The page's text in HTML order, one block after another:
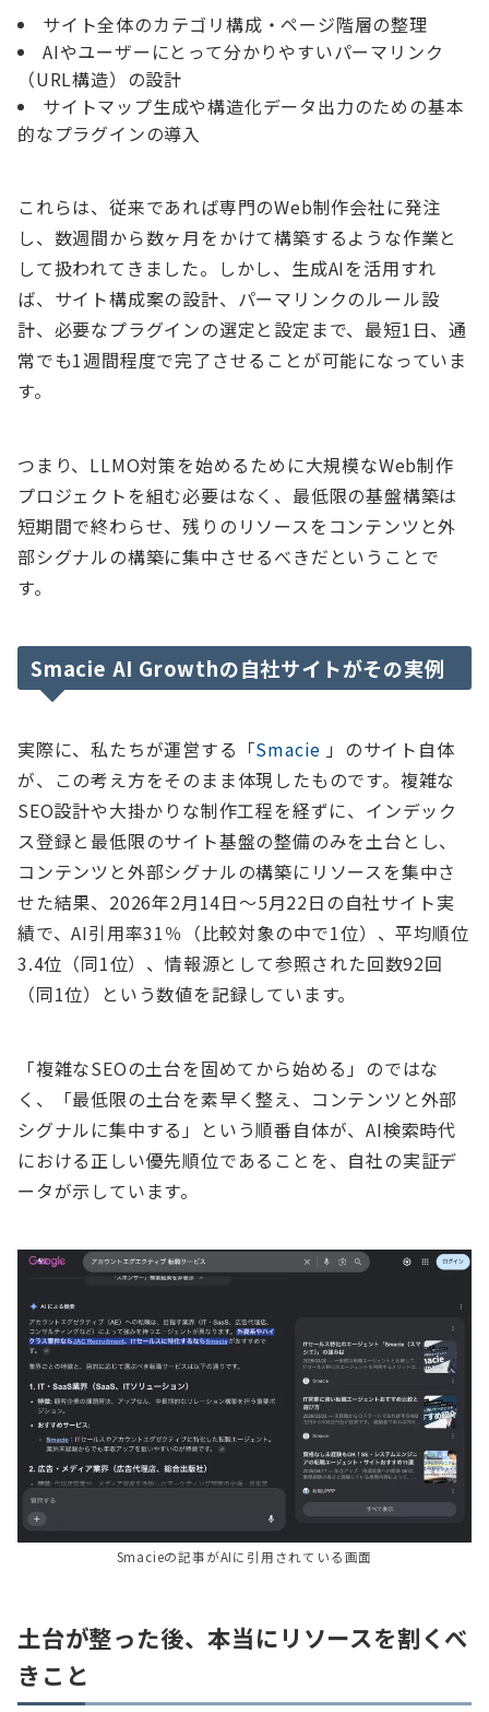
サイト全体のカテゴリ構成・ページ階層の整理
AIやユーザーにとって分かりやすいパーマリンク
（URL構造）の設計
サイトマップ生成や構造化データ出力のための基本
的なプラグインの導入
これらは、従来であれば専門のWeb制作会社に発注
し、数週間から数ヶ月をかけて構築するような作業と
して扱われてきました。しかし、生成AIを活用すれ
ば、サイト構成案の設計、パーマリンクのルール設
計、必要なプラグインの選定と設定まで、最短1日、通
常でも1週間程度で完了させることが可能になっていま
す。
つまり、LLMO対策を始めるために大規模なWeb制作
プロジェクトを組む必要はなく、最低限の基盤構築は
短期間で終わらせ、残りのリソースをコンテンツと外
部シグナルの構築に集中させるべきだということで
す。
Smacie AI Growthの自社サイトがその実例
実際に、私たちが運営する「Smacie 」のサイト自体
が、この考え方をそのまま体現したものです。複雑な
SEO設計や大掛かりな制作工程を経ずに、インデック
ス登録と最低限のサイト基盤の整備のみを土台とし、
コンテンツと外部シグナルの構築にリソースを集中さ
せた結果、2026年2月14日〜5月22日の自社サイト実
績で、AI引用率31％（比較対象の中で1位）、平均順位
3.4位（同1位）、情報源として参照された回数92回
（同1位）という数値を記録しています。
「複雑なSEOの土台を固めてから始める」のではな
く、「最低限の土台を素早く整え、コンテンツと外部
シグナルに集中する」という順番自体が、AI検索時代
における正しい優先順位であることを、自社の実証デ
ータが示しています。
Smacieの記事がAIに引用されている画面
土台が整った後、本当にリソースを割くべ
きこと